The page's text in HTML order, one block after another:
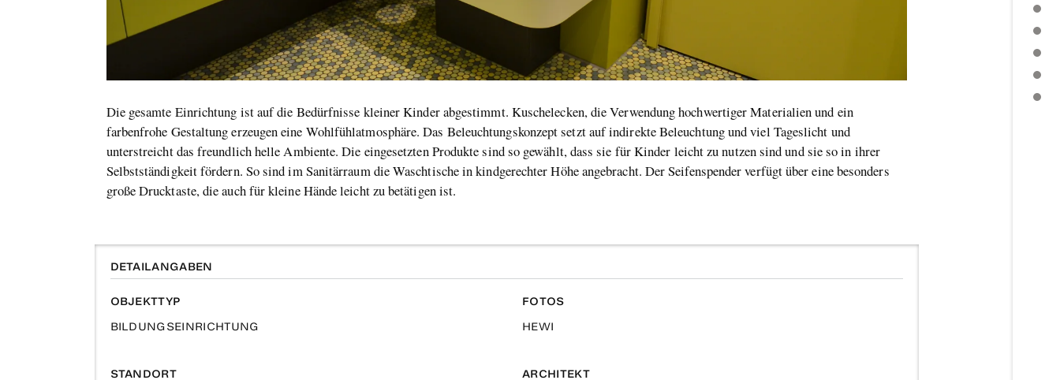
Die gesamte Einrichtung ist auf die Bedürfnisse kleiner Kinder abgestimmt. Kuschelecken, die Verwendung hochwertiger Materialien und ein
farbenfrohe Gestaltung erzeugen eine Wohlfühlatmosphäre. Das Beleuchtungskonzept setzt auf indirekte Beleuchtung und viel Tageslicht und
unterstreicht das freundlich helle Ambiente. Die eingesetzten Produkte sind so gewählt, dass sie für Kinder leicht zu nutzen sind und sie so in ihrer
Selbstständigkeit fördern. So sind im Sanitärraum die Waschtische in kindgerechter Höhe angebracht. Der Seifenspender verfügt über eine besonders
große Drucktaste, die auch für kleine Hände leicht zu betätigen ist.
DETAILANGABEN
OBJEKTTYP
BILDUNGSEINRICHTUNG
FOTOS
HEWI
STANDORT
ARCHITEKT